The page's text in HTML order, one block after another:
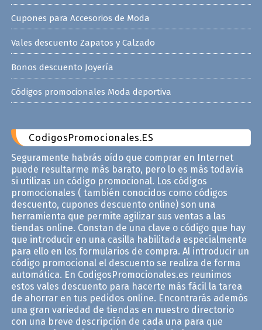
Cupones para Accesorios de Moda
Vales descuento Zapatos y Calzado
Bonos descuento Joyería
Códigos promocionales Moda deportiva
CodigosPromocionales.ES
Seguramente habrás oído que comprar en Internet
puede resultarme más barato, pero lo es más todavía
si utilizas un código promocional. Los códigos
promocionales ( también conocidos como códigos
descuento, cupones descuento online) son una
herramienta que permite agilizar sus ventas a las
tiendas online. Constan de una clave o código que hay
que introducir en una casilla habilitada especialmente
para ello en los formularios de compra. Al introducir un
código promocional el descuento se realiza de forma
automática. En CodigosPromocionales.es reunimos
estos vales descuento para hacerte más fácil la tarea
de ahorrar en tus pedidos online. Encontrarás ademós
una gran variedad de tiendas en nuestro directorio
con una breve descripción de cada una para que